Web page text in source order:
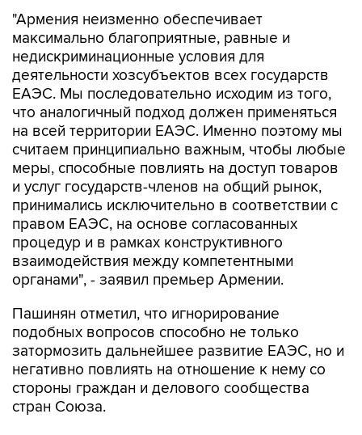
"Армения неизменно обеспечивает
максимально благоприятные, равные и
недискриминационные условия для
деятельности хозсубъектов всех государств
ЕАЭС. Мы последовательно исходим из того,
что аналогичный подход должен применяться
на всей территории ЕАЭС. Именно поэтому мы
считаем принципиально важным, чтобы любые
меры, способные повлиять на доступ товаров
и услуг государств-членов на общий рынок,
принимались исключительно в соответствии с
правом ЕАЭС, на основе согласованных
процедур и в рамках конструктивного
взаимодействия между компетентными
органами", - заявил премьер Армении.
Пашинян отметил, что игнорирование
подобных вопросов способно не только
затормозить дальнейшее развитие ЕАЭС, но и
негативно повлиять на отношение к нему со
стороны граждан и делового сообщества
стран Союза.